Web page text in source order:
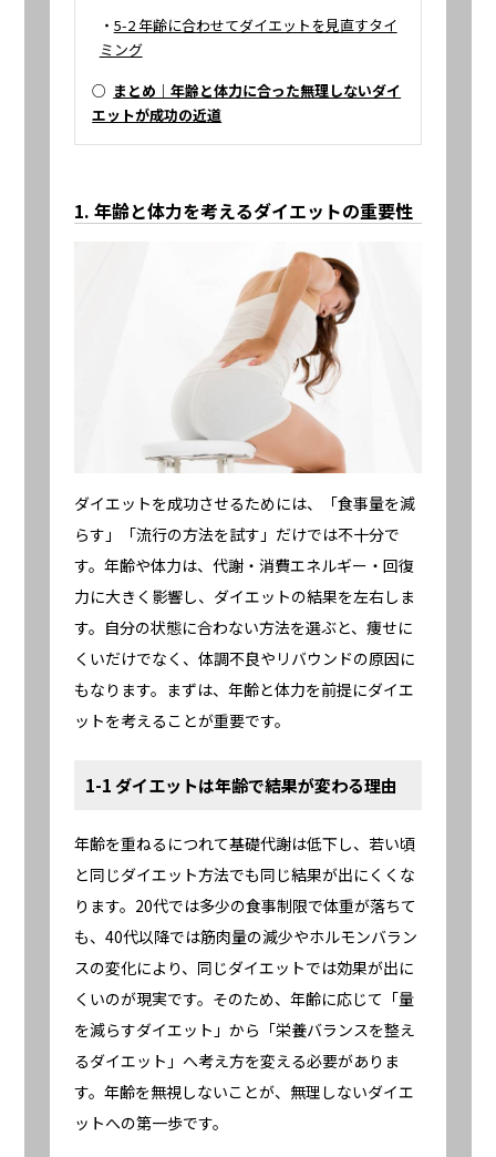
・ 5-2 年齢に合わせてダイエットを見直すタイ
ミング
○ まとめ｜年齢と体力に合った無理しないダイ
エットが成功の近道
1. 年齢と体力を考えるダイエットの重要性
ダイエットを成功させるためには、「食事量を減
らす」「流行の方法を試す」だけでは不十分で
す。年齢や体力は、代謝・消費エネルギー・回復
力に大きく影響し、ダイエットの結果を左右しま
す。自分の状態に合わない方法を選ぶと、痩せに
くいだけでなく、体調不良やリバウンドの原因に
もなります。まずは、年齢と体力を前提にダイエ
ットを考えることが重要です。
1-1 ダイエットは年齢で結果が変わる理由
年齢を重ねるにつれて基礎代謝は低下し、若い頃
と同じダイエット方法でも同じ結果が出にくくな
ります。20代では多少の食事制限で体重が落ちて
も、40代以降では筋肉量の減少やホルモンバラン
スの変化により、同じダイエットでは効果が出に
くいのが現実です。そのため、年齢に応じて「量
を減らすダイエット」から「栄養バランスを整え
るダイエット」へ考え方を変える必要がありま
す。年齢を無視しないことが、無理しないダイエ
ットへの第一歩です。